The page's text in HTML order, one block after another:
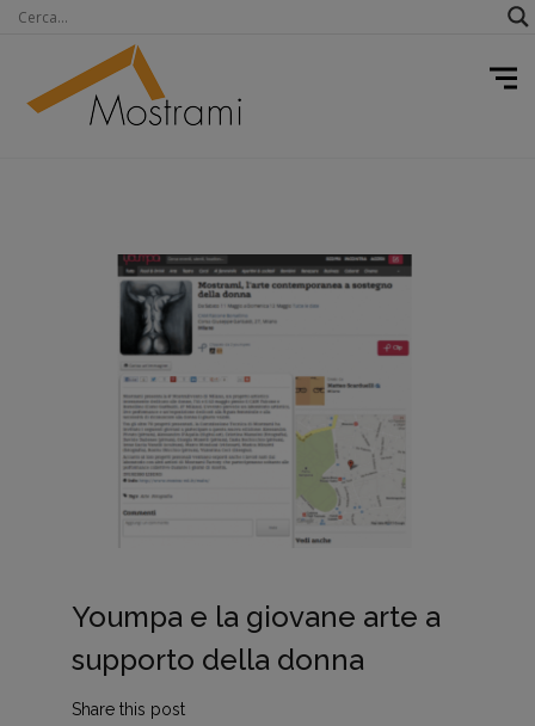
Youmpa e la giovane arte a
supporto della donna
Share this post